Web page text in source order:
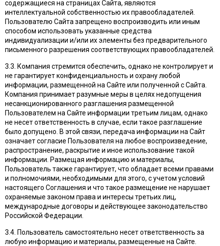
содержащиеся на страницах Сайта, являются
интеллектуальной собственностью их правообладателей.
Пользователю Сайта запрещено воспроизводить или иным
способом использовать указанные средства
индивидуализации и/или их элементы без предварительного
письменного разрешения соответствующих правообладателей.
3.3. Компания стремится обеспечить, однако не контролирует и
не гарантирует конфиденциальность и охрану любой
информации, размещенной на Сайте или полученной с Сайта.
Компания принимает разумные меры в целях недопущения
несанкционированного разглашения размещенной
Пользователем на Сайте информации третьим лицам, однако
не несет ответственность в случае, если такое разглашение
было допущено. В этой связи, передача информации на Сайт
означает согласие Пользователя на любое воспроизведение,
распространение, раскрытие и иное использование такой
информации. Размещая информацию и материалы,
Пользователь также гарантирует, что обладает всеми правами
и полномочиями, необходимыми для этого, с учетом условий
настоящего Соглашения и что такое размещение не нарушает
охраняемые законом права и интересы третьих лиц,
международные договоры и действующее законодательство
Российской Федерации.
3.4. Пользователь самостоятельно несет ответственность за
любую информацию и материалы, размещенные на Сайте.